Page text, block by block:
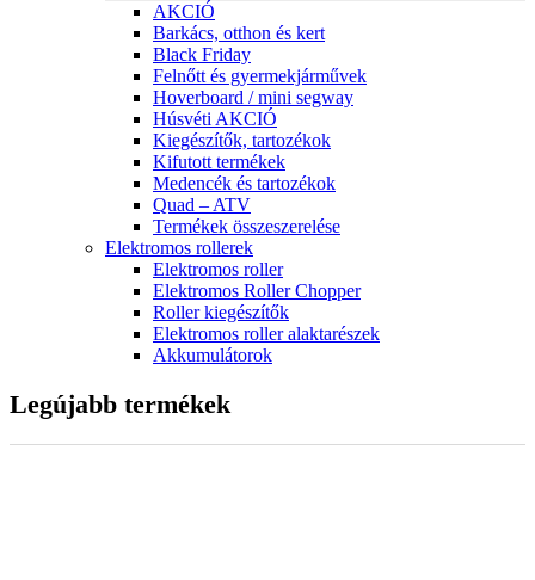
AKCIÓ
Barkács, otthon és kert
Black Friday
Felnőtt és gyermekjárművek
Hoverboard / mini segway
Húsvéti AKCIÓ
Kiegészítők, tartozékok
Kifutott termékek
Medencék és tartozékok
Quad – ATV
Termékek összeszerelése
Elektromos rollerek
Elektromos roller
Elektromos Roller Chopper
Roller kiegészítők
Elektromos roller alaktarészek
Akkumulátorok
Legújabb termékek